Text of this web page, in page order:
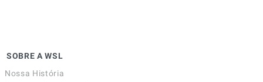
SOBRE A WSL
Nossa História